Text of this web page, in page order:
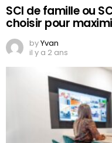
SCI de famille ou
choisir pour
byYvan
il y a 2 ans